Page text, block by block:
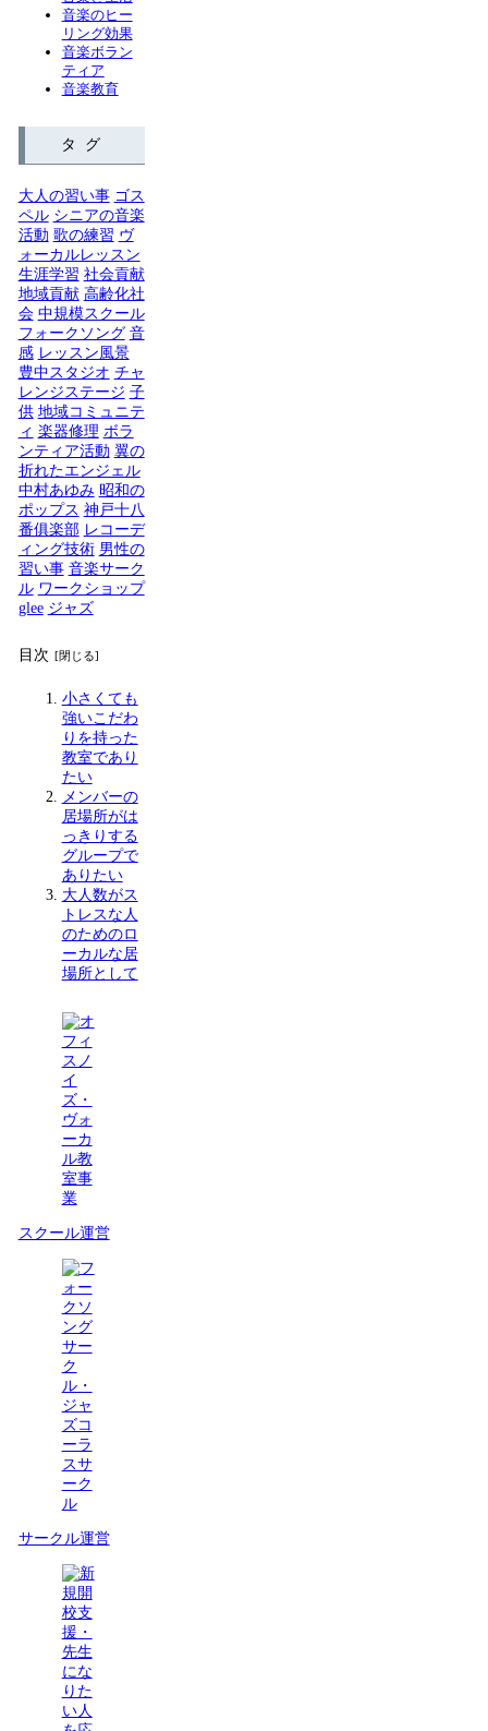
音楽のヒー
リング効果
音楽ボラン
ティア
音楽教育
タグ
大人の習い事 ゴス
ペル シニアの音楽
活動 歌の練習 ヴ
ォーカルレッスン
生涯学習 社会貢献
地域貢献 高齢化社
会 中規模スクール
フォークソング 音
感 レッスン風景
豊中スタジオ チャ
レンジステージ 子
供 地域コミュニテ
ィ 楽器修理 ボラ
ンティア活動 翼の
折れたエンジェル
中村あゆみ 昭和の
ポップス 神戸十八
番俱楽部 レコーデ
ィング技術 男性の
習い事 音楽サーク
ル ワークショップ
glee ジャズ
目次
小さくても
強いこだわ
りを持った
教室であり
たい
メンバーの
居場所がは
っきりする
グループで
ありたい
大人数がス
トレスな人
のためのロ
ーカルな居
場所として
スクール運営
サークル運営